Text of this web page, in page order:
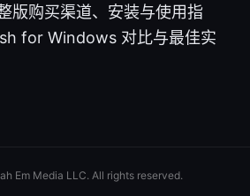
版购买渠道、安装与使用指
for Windows 对比与最佳实
Em Media LLC. All rights reserved.